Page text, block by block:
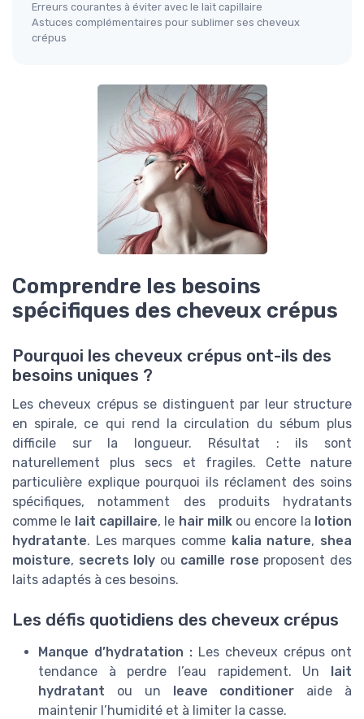
Erreurs courantes à éviter avec le lait capillaire
Astuces complémentaires pour sublimer ses cheveux
crépus
Comprendre les besoins
spécifiques des cheveux crépus
Pourquoi les cheveux crépus ont-ils des
besoins uniques ?
Les cheveux crépus se distinguent par leur structure
en spirale, ce qui rend la circulation du sébum plus
difficile sur la longueur. Résultat : ils sont
naturellement plus secs et fragiles. Cette nature
particulière explique pourquoi ils réclament des soins
spécifiques, notamment des produits hydratants
comme le lait capillaire, le hair milkou encore la lotion
hydratante. Les marques comme kalia nature, shea
moisture, secrets loly ou camille rose proposent des
laits adaptés à ces besoins.
Les défis quotidiens des cheveux crépus
Manque d’hydratation : Les cheveux crépus ont
tendance à perdre l’eau rapidement. Un lait
hydratant ou un leave conditioner aide à
maintenir l’humidité et à limiter la casse.